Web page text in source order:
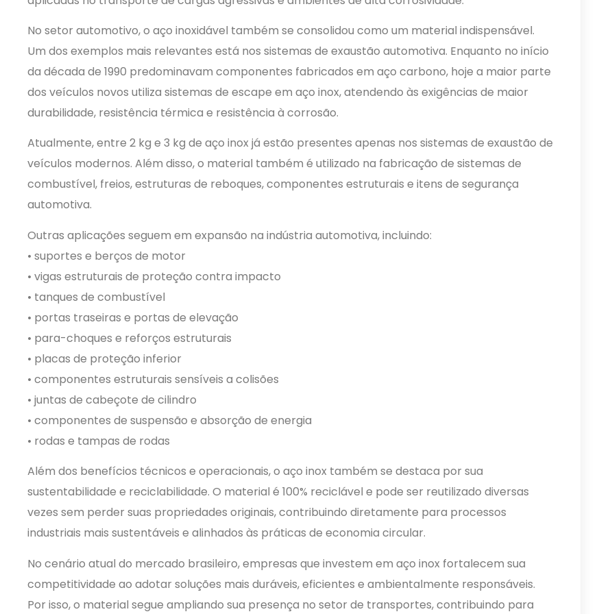
No setor automotivo, o aço inoxidável também se consolidou como um material indispensável.
Um dos exemplos mais relevantes está nos sistemas de exaustão automotiva. Enquanto no início
da década de 1990 predominavam componentes fabricados em aço carbono, hoje a maior parte
dos veículos novos utiliza sistemas de escape em aço inox, atendendo às exigências de maior
durabilidade, resistência térmica e resistência à corrosão.
Atualmente, entre 2 kg e 3 kg de aço inox já estão presentes apenas nos sistemas de exaustão de
veículos modernos. Além disso, o material também é utilizado na fabricação de sistemas de
combustível, freios, estruturas de reboques, componentes estruturais e itens de segurança
automotiva.
Outras aplicações seguem em expansão na indústria automotiva, incluindo:
• suportes e berços de motor
• vigas estruturais de proteção contra impacto
• tanques de combustível
• portas traseiras e portas de elevação
• para-choques e reforços estruturais
• placas de proteção inferior
• componentes estruturais sensíveis a colisões
• juntas de cabeçote de cilindro
• componentes de suspensão e absorção de energia
• rodas e tampas de rodas
Além dos benefícios técnicos e operacionais, o aço inox também se destaca por sua
sustentabilidade e reciclabilidade. O material é 100% reciclável e pode ser reutilizado diversas
vezes sem perder suas propriedades originais, contribuindo diretamente para processos
industriais mais sustentáveis e alinhados às práticas de economia circular.
No cenário atual do mercado brasileiro, empresas que investem em aço inox fortalecem sua
competitividade ao adotar soluções mais duráveis, eficientes e ambientalmente responsáveis.
Por isso, o material segue ampliando sua presença no setor de transportes, contribuindo para